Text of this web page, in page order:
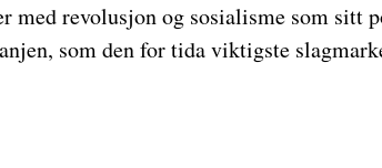
med revolusjon og sosialisme som sitt
som den for tida viktigste